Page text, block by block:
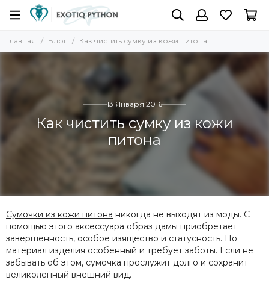
Главная Блог Как чистить сумку из кожи питона
13 Января 2016
Как чистить сумку из кожи
питона
Сумочки из кожи питона никогда не выходят из моды. С
помощью этого аксессуара образ дамы приобретает
завершённость, особое изящество и статусность. Но
материал изделия особенный и требует заботы. Если не
забывать об этом, сумочка прослужит долго и сохранит
великолепный внешний вид.